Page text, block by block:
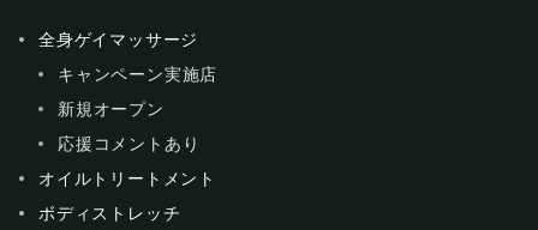
全身ゲイマッサージ
キャンペーン実施店
新規オープン
応援コメントあり
オイルトリートメント
ボディストレッチ